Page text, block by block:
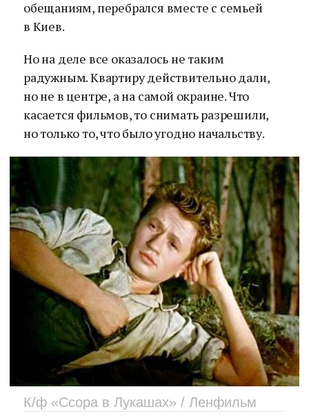
обещаниям, перебрался вместе с семьей
в Киев.
Но на деле все оказалось не таким
радужным. Квартиру действительно дали,
но не в центре, а на самой окраине. Что
касается фильмов, то снимать разрешили,
но только то, что было угодно начальству.
К/ф «Ссора в Лукашах» / Ленфильм